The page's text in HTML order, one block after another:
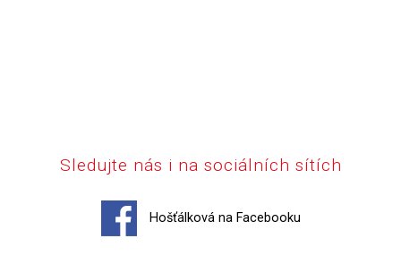
Sledujte nás i na sociálních sítích
Hošťálková na Facebooku